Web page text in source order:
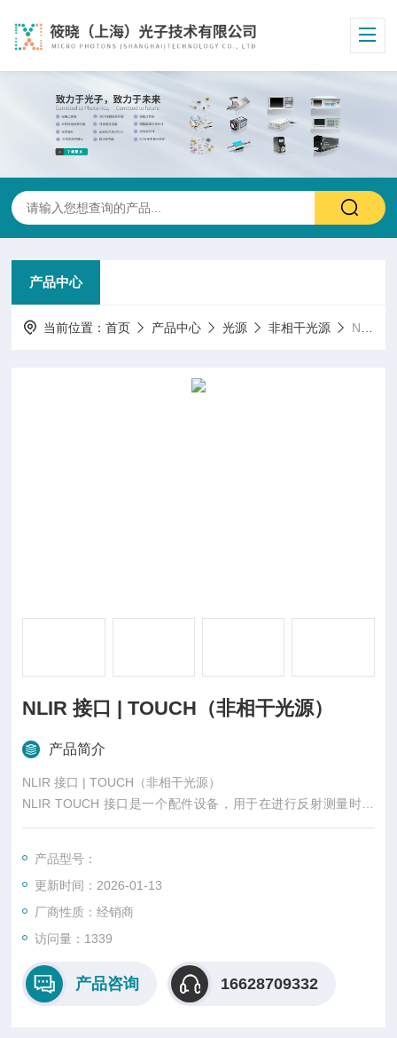
产品中心
当前位置：首页 产品中心 光源 非相干光源 NLIR 接口 | TOUCH（非相干光源）
NLIR 接口 | TOUCH（非相干光源）
产品简介
NLIR 接口 | TOUCH（非相干光源）
NLIR TOUCH 接口是一个配件设备，用于在进行反射测量时将
光引导到样品并从样品引导回来。它内置宽光谱光源，光线在样
置。TOUCH 接口设计用于与不同形状的样品表面配合使用，同
时尽量减少背景信号。
产品型号：
更新时间：2026-01-13
厂商性质：经销商
访问量：1339
产品咨询 16628709332